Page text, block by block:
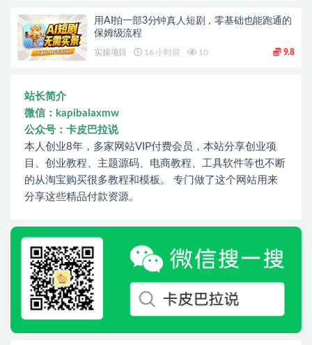
用AI拍一部3分钟真人短剧，零基础也能跑通的
保姆级流程
实操项目 16 小时前 10 9.8
站长简介
微信：kapibalaxmw
公众号：卡皮巴拉说
本人创业8年，多家网站VIP付费会员，本站分享创业项
目、创业教程、主题源码、电商教程、工具软件等也不断
的从淘宝购买很多教程和模板。 专门做了这个网站用来
分享这些精品付款资源。